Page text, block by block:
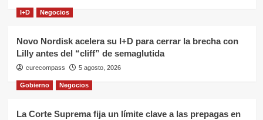
I+D Negocios
Novo Nordisk acelera su I+D para cerrar la brecha con
Lilly antes del “cliff” de semaglutida
curecompass 5 agosto, 2026
Gobierno Negocios
La Corte Suprema fija un límite clave a las prepagas en